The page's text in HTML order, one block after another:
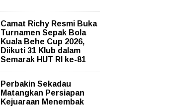
Camat Richy Resmi Buka
Turnamen Sepak Bola
Kuala Behe Cup 2026,
Diikuti 31 Klub dalam
Semarak HUT RI ke-81
Perbakin Sekadau
Matangkan Persiapan
Kejuaraan Menembak